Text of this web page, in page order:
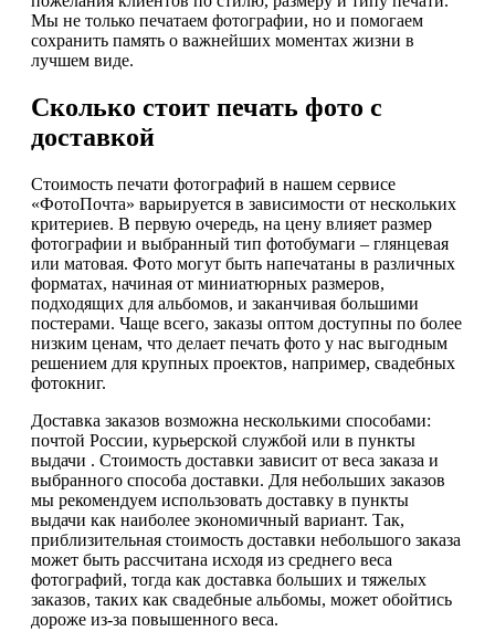
Мы не только печатаем фотографии, но и помогаем
сохранить память о важнейших моментах жизни в
лучшем виде.
Сколько стоит печать фото с
доставкой
Стоимость печати фотографий в нашем сервисе
«ФотоПочта» варьируется в зависимости от нескольких
критериев. В первую очередь, на цену влияет размер
фотографии и выбранный тип фотобумаги – глянцевая
или матовая. Фото могут быть напечатаны в различных
форматах, начиная от миниатюрных размеров,
подходящих для альбомов, и заканчивая большими
постерами. Чаще всего, заказы оптом доступны по более
низким ценам, что делает печать фото у нас выгодным
решением для крупных проектов, например, свадебных
фотокниг.
Доставка заказов возможна несколькими способами:
почтой России, курьерской службой или в пункты
выдачи . Стоимость доставки зависит от веса заказа и
выбранного способа доставки. Для небольших заказов
мы рекомендуем использовать доставку в пункты
выдачи как наиболее экономичный вариант. Так,
приблизительная стоимость доставки небольшого заказа
может быть рассчитана исходя из среднего веса
фотографий, тогда как доставка больших и тяжелых
заказов, таких как свадебные альбомы, может обойтись
дороже из-за повышенного веса.